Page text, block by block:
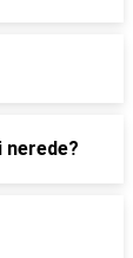
nerede?